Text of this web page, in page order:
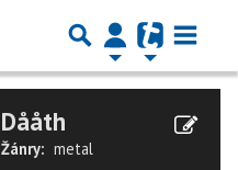
Dååth
Žánry: metal